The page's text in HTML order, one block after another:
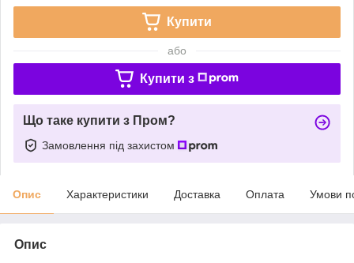
Купити
або
Купити з
Що таке купити з Пром?
Замовлення під захистом
Опис Характеристики Доставка Оплата Умови
Опис